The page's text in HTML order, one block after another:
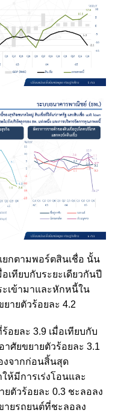
ยกตามพอร์ตสินเชื่อ นั้น
เทียบกับระยะเดียวกันปี
เข้ามาและหักหนี้ใน
ายตัวร้อยละ 4.2
ยละ 3.9 เมื่อเทียบกับ
ศัยขยายตัวร้อยละ 3.1
งจากก่อนสิ้นสุด
ห้มีการเร่งโอนและ
ยตัวร้อยละ 0.3 ชะลอลง
ายรถยนต์ที่ชะลอลง